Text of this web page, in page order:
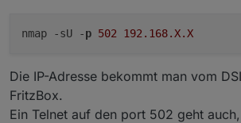
nmap -sU -p 502 192.168.X.X
Die IP-Adresse bekommt man vom
FritzBox.
Ein Telnet auf den port 502 geht